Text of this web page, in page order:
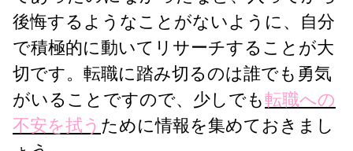
後悔するようなことがないように、自分
で積極的に動いてリサーチすることが大
切です。転職に踏み切るのは誰でも勇気
がいることですので、少しでも転職への
不安を拭うために情報を集めておきまし